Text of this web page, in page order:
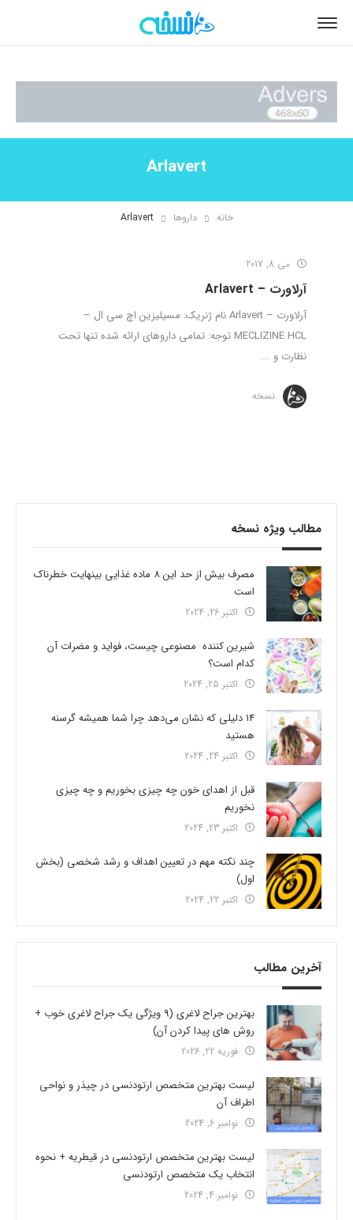
Arlavert
خانه داروها Arlavert
می 8, 2017
آرلاورت – Arlavert
آرلاورت – Arlavert نام ژنریک: مسیلیزین اچ سی ال –
MECLIZINE HCL توجه: تمامی داروهای ارائه شده تنها تحت
نظارت و ...
نسخه
مطالب ویژه نسخه
مصرف بیش از حد این 8 ماده غذایی بینهایت خطرناک
است
اکتبر 26, 2024
شیرین کننده مصنوعی چیست، فواید و مضرات آن
کدام است؟
اکتبر 25, 2024
14 دلیلی که نشان می‌دهد چرا شما همیشه گرسنه
هستید
اکتبر 24, 2024
قبل از اهدای خون چه چیزی بخوریم و چه چیزی
نخوریم
اکتبر 23, 2024
چند نکته مهم در تعیین اهداف و رشد شخصی (بخش
اول)
اکتبر 22, 2024
آخرین مطالب
بهترین جراح لاغری (9 ویژگی یک جراح لاغری خوب +
روش های پیدا کردن آن)
فوریه 22, 2026
لیست بهترین متخصص ارتودنسی در چیذر و نواحی
اطراف آن
نوامبر 6, 2024
لیست بهترین متخصص ارتودنسی در قیطریه + نحوه
انتخاب یک متخصص ارتودنسی
نوامبر 4, 2024